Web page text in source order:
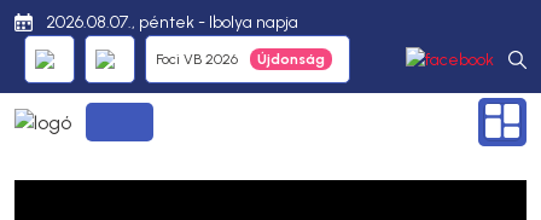
2026.08.07., péntek - Ibolya napja
Foci VB 2026